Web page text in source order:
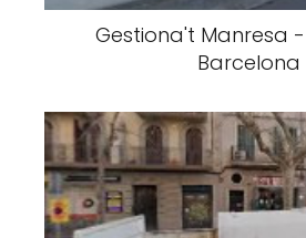
Gestiona't Manresa
Barcelona